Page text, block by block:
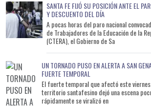
SANTA FE FIJÓ SU POSICIÓN ANTE EL
Y DESCUENTO DEL DÍA
A pocas horas del paro nacional
de Trabajadores de la Educación de la
(CTERA), el Gobierno de Sa
UN TORNADO PUSO EN ALERTA A SAN
FUERTE TEMPORAL
El fuerte temporal que afectó este
territorio santafesino dejó una escena
rápidamente se viralizó en